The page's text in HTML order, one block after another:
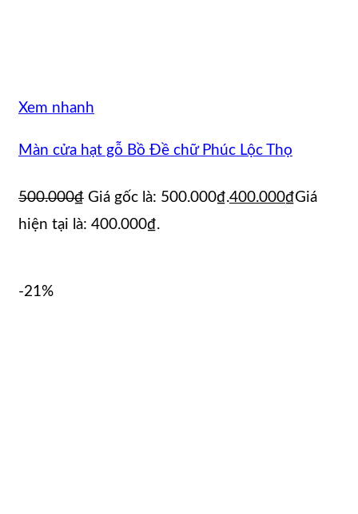
Xem nhanh
Màn cửa hạt gỗ Bồ Đề chữ Phúc Lộc Thọ
500.000₫ Giá gốc là: 500.000₫.400.000₫Giá
hiện tại là: 400.000₫.
-21%